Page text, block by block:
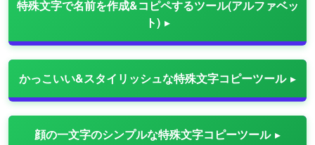
特殊文字で名前を作成&コピペするツール(アルファベッ
ト)
かっこいい&スタイリッシュな特殊文字コピーツール
顔の一文字のシンプルな特殊文字コピーツール